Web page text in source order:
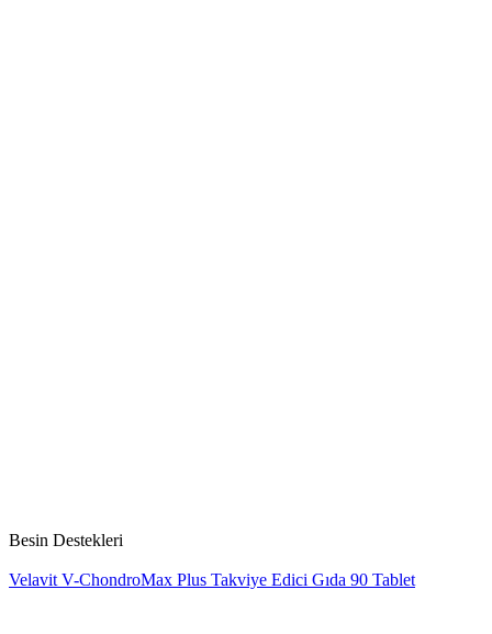
Besin Destekleri
Velavit V-ChondroMax Plus Takviye Edici Gıda 90 Tablet